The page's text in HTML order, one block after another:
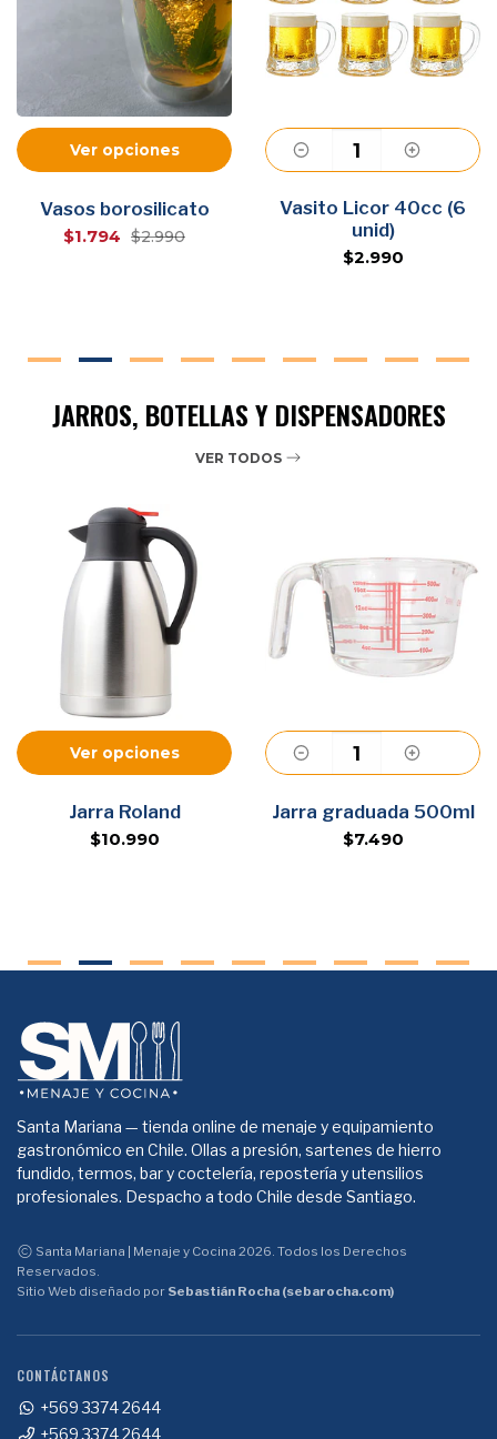
Ver opciones
Vasos borosilicato
$1.794 $2.990
Agregar
Vasito Licor 40cc (6
unid)
$2.990
JARROS, BOTELLAS Y DISPENSADORES
VER TODOS
Ver opciones
Jarra Roland
$10.990
Agregar
Jarra graduada 500ml
$7.490
Santa Mariana — tienda online de menaje y equipamiento
gastronómico en Chile. Ollas a presión, sartenes de hierro
fundido, termos, bar y coctelería, repostería y utensilios
profesionales. Despacho a todo Chile desde Santiago.
Santa Mariana | Menaje y Cocina 2026. Todos los Derechos
Reservados.
Sitio Web diseñado por Sebastián Rocha (sebarocha.com)
CONTÁCTANOS
+569 3374 2644
+569 3374 2644